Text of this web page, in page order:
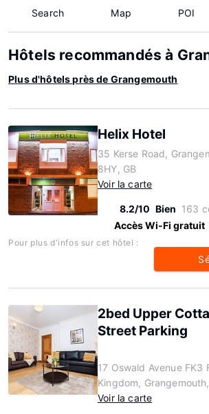
Search Map POI
Hôtels recommandés à
Plus d'hôtels près de Grangemouth
Helix Hotel
35 Kerse Road,
8HY, GB
Voir la carte
8.2/10 Bien 163
Accès Wi-Fi gratuit
Pour plus d'infos sur cet hôtel :
2bed Upper
Street Parking
17 Oswald Avenue FK3
Kingdom,
Voir la carte